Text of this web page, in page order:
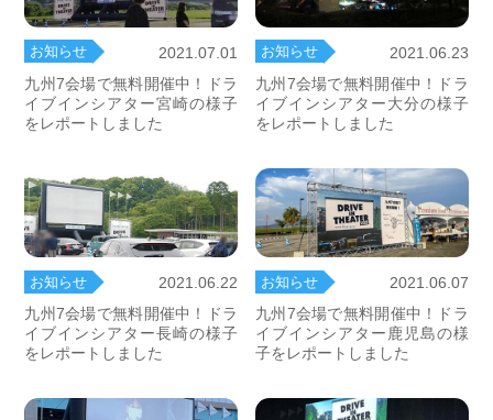
お知らせ
2021.07.01
九州7会場で無料開催中！ドラ
イブインシアター宮崎の様子
をレポートしました
お知らせ
2021.06.23
九州7会場で無料開催中！ドラ
イブインシアター大分の様子
をレポートしました
お知らせ
2021.06.22
九州7会場で無料開催中！ドラ
イブインシアター長崎の様子
をレポートしました
お知らせ
2021.06.07
九州7会場で無料開催中！ドラ
イブインシアター鹿児島の様
子をレポートしました